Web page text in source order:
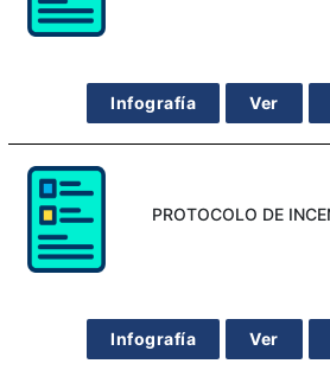
Infografía Ver
PROTOCOLO DE
Infografía Ver